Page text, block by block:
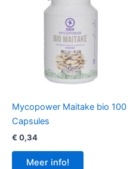
Mycopower Maitake bio 100
Capsules
€ 0,34
Meer info!